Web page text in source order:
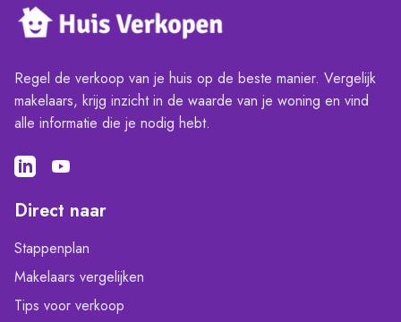
Regel de verkoop van je huis op de beste manier. Vergelijk
makelaars, krijg inzicht in de waarde van je woning en vind
alle informatie die je nodig hebt.
Direct naar
Stappenplan
Makelaars vergelijken
Tips voor verkoop